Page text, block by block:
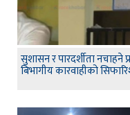
सुशासन र पारदर्शीता
बिभागीय कारवाहीको